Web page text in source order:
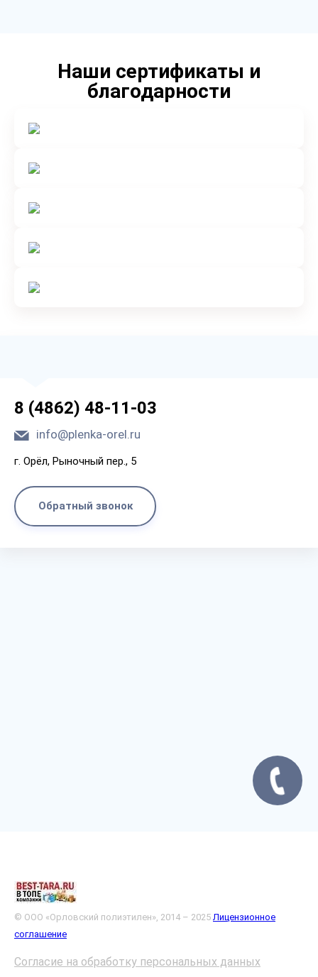
Наши сертификаты и
благодарности
8 (4862) 48-11-03
info@plenka-orel.ru
г. Орёл, Рыночный пер., 5
Обратный звонок
© ООО «Орловский полиэтилен», 2014 – 2025 Лицензионное
соглашение
Согласие на обработку персональных данных